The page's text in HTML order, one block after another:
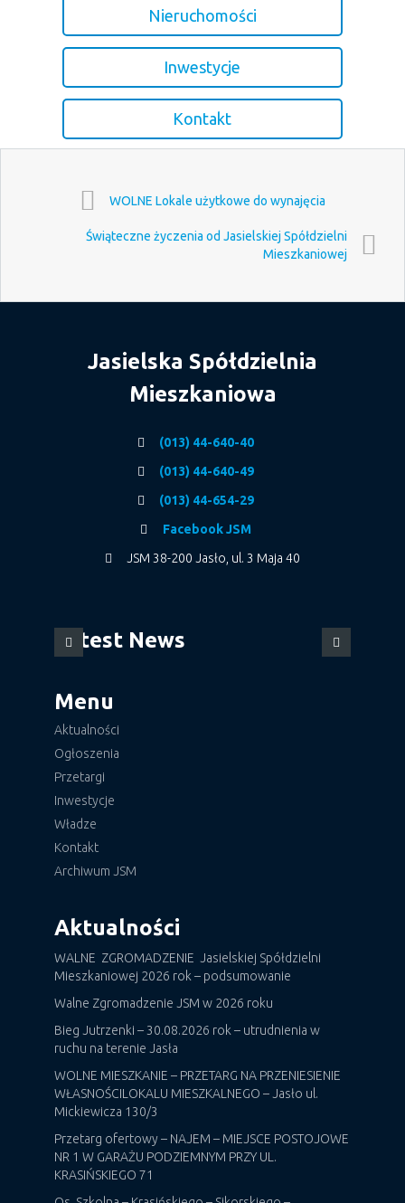
Nieruchomości
Inwestycje
Kontakt
WOLNE Lokale użytkowe do wynajęcia
Świąteczne życzenia od Jasielskiej Spółdzielni
Mieszkaniowej
Jasielska Spółdzielnia
Mieszkaniowa
(013) 44-640-40
(013) 44-640-49
(013) 44-654-29
Facebook JSM
JSM 38-200 Jasło, ul. 3 Maja 40
Latest News
Menu
Aktualności
Ogłoszenia
Przetargi
Inwestycje
Władze
Kontakt
Archiwum JSM
Aktualności
WALNE ZGROMADZENIE Jasielskiej Spółdzielni
Mieszkaniowej 2026 rok – podsumowanie
Walne Zgromadzenie JSM w 2026 roku
Bieg Jutrzenki – 30.08.2026 rok – utrudnienia w
ruchu na terenie Jasła
WOLNE MIESZKANIE – PRZETARG NA PRZENIESIENIE
WŁASNOŚCILOKALU MIESZKALNEGO – Jasło ul.
Mickiewicza 130/3
Przetarg ofertowy – NAJEM – MIEJSCE POSTOJOWE
NR 1 W GARAŻU PODZIEMNYM PRZY UL.
KRASIŃSKIEGO 71